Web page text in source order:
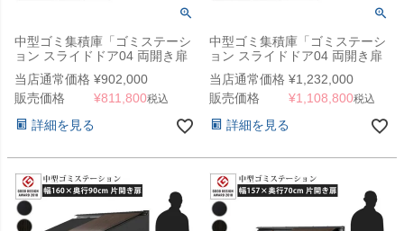
中型ゴミ集積庫「ゴミステーシ
ョン スライドドア04 両開き扉
黒ZAM 2150L」 ※法人宛配送
限定 （SN）
当店通常価格 ¥902,000
販売価格
¥811,800税込
詳細を見る
中型ゴミ集積庫「ゴミステーシ
ョン スライドドア04 両開き扉
ステンレス 2150L」 ※法人宛
配送限定 （SN）
当店通常価格 ¥1,232,000
販売価格
¥1,108,800税込
詳細を見る